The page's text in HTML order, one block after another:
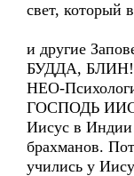
свет, который
и другие
БУДДА, БЛИН!,
НЕО-
ГОСПОДЬ
Иисус в
брахманов.
учились у